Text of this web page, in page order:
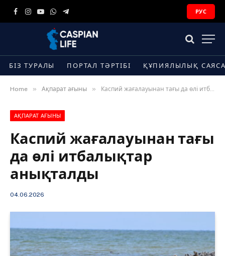
Facebook
Instagram
YouTube
WhatsApp
Telegram
РУС
БІЗ ТУРАЛЫ ПОРТАЛ ТӘРТІБІ ҚҰПИЯЛЫЛЫҚ
Home » Ақпарат ағыны » Каспий жағалауынан тағы да өлі итбалықтар анықталды
АҚПАРАТ АҒЫНЫ
Каспий жағалауынан тағы
да өлі итбалықтар
анықталды
04.06.2026